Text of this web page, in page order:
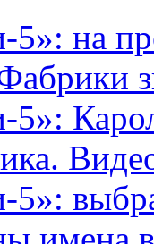
5»: на
5»:
5»: